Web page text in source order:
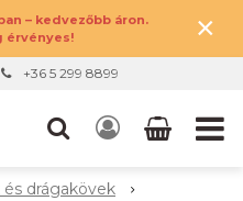
– kedvezőbb áron.
érvényes!
×
+36 5 299 8899
drágakövek